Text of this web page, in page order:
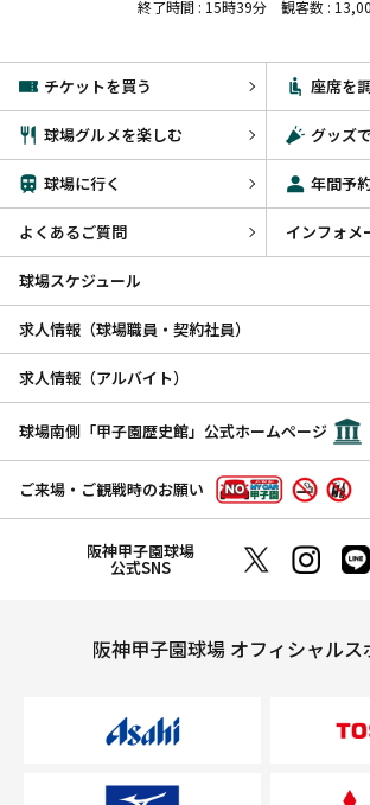
終了時間 : 15時39分 観客数 :
チケットを買う 座席を
球場グルメを楽しむ グッズ
球場に行く 年間予
よくあるご質問 インフォメ
球場スケジュール
求人情報（球場職員・契約社員）
求人情報（アルバイト）
球場南側「甲子園歴史館」公式ホームページ
ご来場・ご観戦時のお願い
阪神甲子園球場
公式SNS
阪神甲子園球場 オフィシャルス